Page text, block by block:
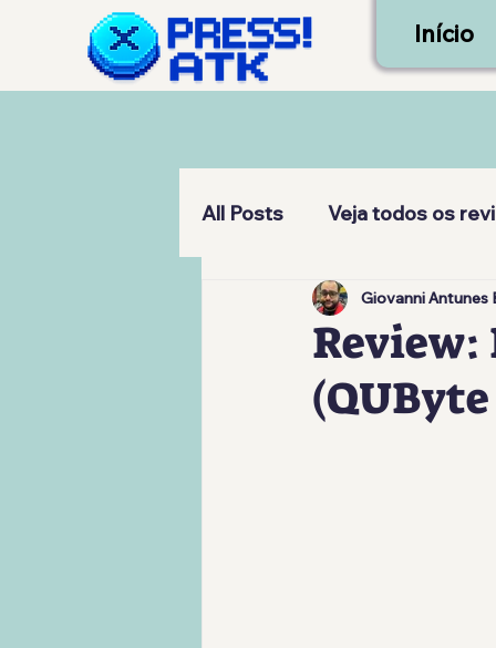
Início
All Posts Veja todos os
Review:
Giovanni Antunes